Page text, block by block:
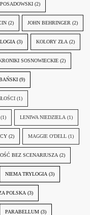
(2)
(2) JOHN BEHRINGER (2)
(3) KOLORY ZŁA (2)
SOSNOWIECKIE (2)
(9)
(1)
(1) LENIWA NIEDZIELA (1)
(2) MAGGIE O'DELL (1)
BEZ SCENARIUSZA (2)
NIEMA TRYLOGIA (3)
POLSKA (3)
PARABELLUM (3)